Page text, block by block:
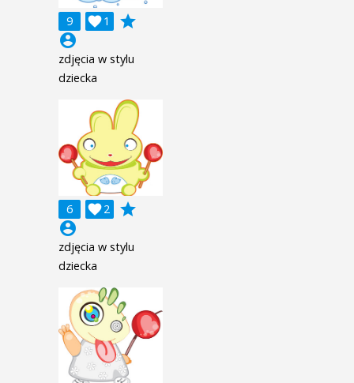
9 1

grade
account_circle
zdjęcia w stylu
dziecka
6 2

grade
account_circle
zdjęcia w stylu
dziecka